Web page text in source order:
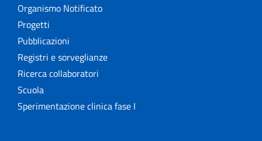
Organismo Notificato
Progetti
Pubblicazioni
Registri e sorveglianze
Ricerca collaboratori
Scuola
Sperimentazione clinica fase I